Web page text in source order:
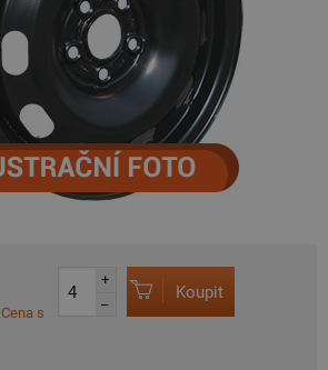
Cena s
+
–
Koupit